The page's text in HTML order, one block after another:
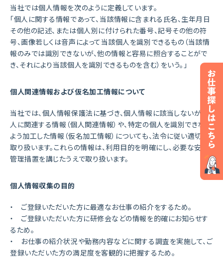
当社では個人情報を次のように定義しています。
「個人に関する情報であって、当該情報に含まれる氏名、生年月日
その他の記述、または個人別に付けられた番号、記号その他の符
号、画像若しくは音声によって当該個人を識別できるもの（当該情
報のみでは識別できないが、他の情報と容易に照合することがで
き、それにより当該個人を識別できるものを含む）をいう。」
個人関連情報および仮名加工情報について
当社では、個人情報保護法に基づき、個人情報に該当しないが個
人に関連する情報（個人関連情報）や、特定の個人を識別できない
よう加工した情報（仮名加工情報）についても、法令に従い適切に
取り扱います。これらの情報は、利用目的を明確にし、必要な安全
管理措置を講じたうえで取り扱います。
個人情報収集の目的
・ ご登録いただいた方に最適なお仕事の紹介をするため。
・ ご登録いただいた方に研修会などの情報を的確にお知らせす
るため。
・ お仕事の紹介状況や勤務内容などに関する調査を実施して、ご
登録いただいた方の満足度を客観的に把握するため。